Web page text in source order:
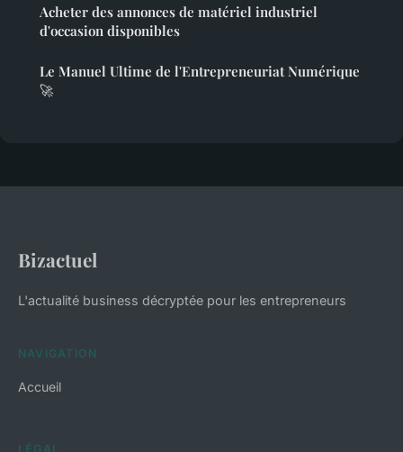
Acheter des annonces de matériel industriel
d'occasion disponibles
Le Manuel Ultime de l'Entrepreneuriat Numérique
🚀
Bizactuel
L'actualité business décryptée pour les entrepreneurs
NAVIGATION
Accueil
LÉGAL